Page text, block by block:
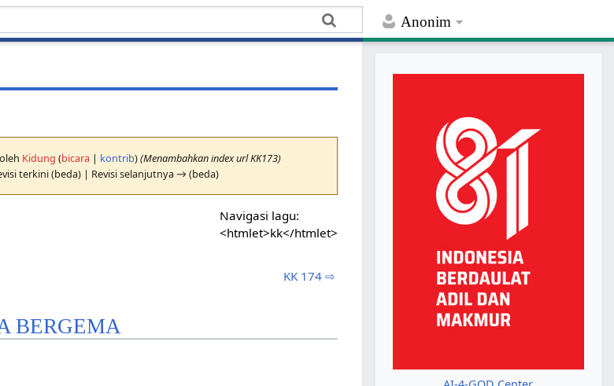
Anonim
Kidung (bicara | kontrib)(Menambahkan index url KK173)
terkini (beda) | Revisi selanjutnya → (beda)
Navigasi lagu:
<htmlet>kk</htmlet>
KK 174 ⇨
BERGEMA